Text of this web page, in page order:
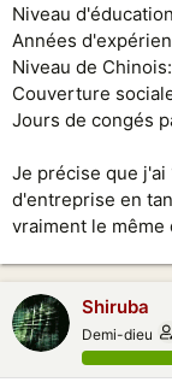
Niveau
Années
Niveau de
Couverture
Jours de congés
Je précise que
d'entreprise en
vraiment le même
Shiruba
Demi-dieu